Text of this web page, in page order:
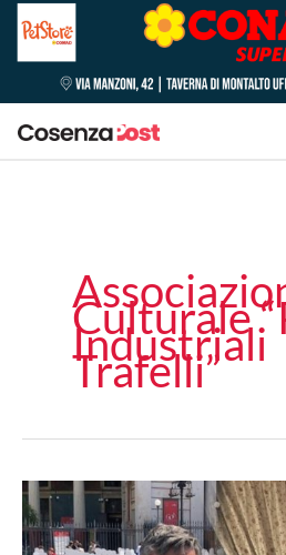
Culturale
Industriali
Trafelli”